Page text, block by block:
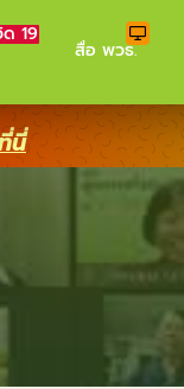
ด 19
สื่อ พวธ.
นี่